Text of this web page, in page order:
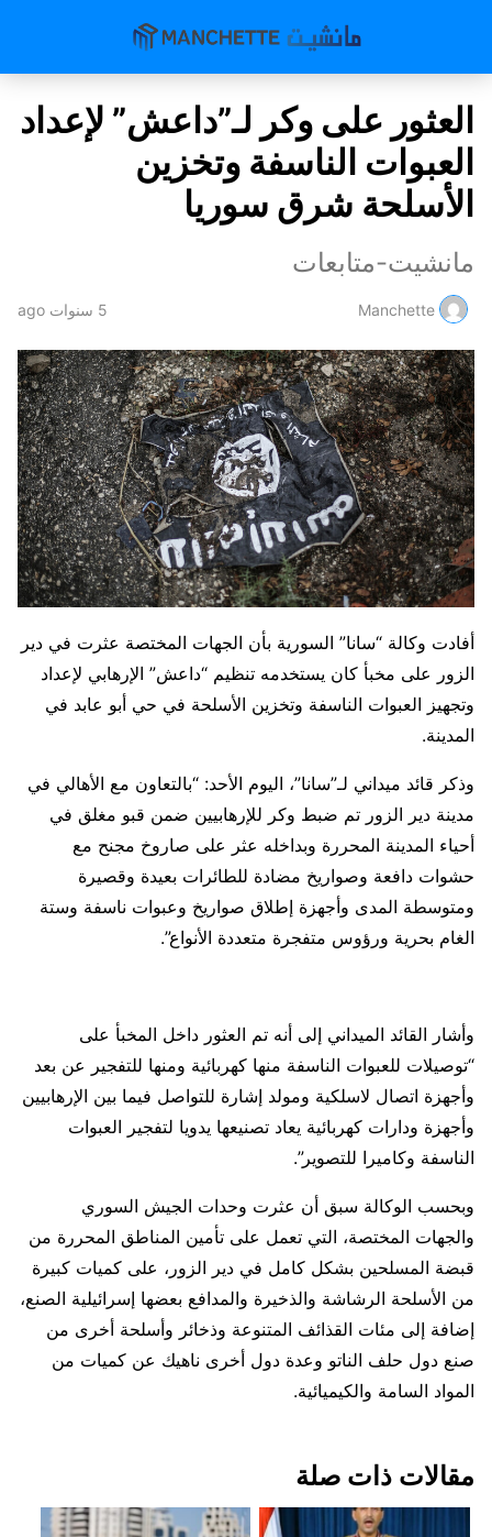
العثور على وكر لـ”داعش” لإعداد
العبوات الناسفة وتخزين
الأسلحة شرق سوريا
مانشيت-متابعات
Manchette 5 سنوات ago
أفادت وكالة “سانا” السورية بأن الجهات المختصة عثرت في دير
الزور على مخبأ كان يستخدمه تنظيم “داعش” الإرهابي لإعداد
وتجهيز العبوات الناسفة وتخزين الأسلحة في حي أبو عابد في
المدينة.
وذكر قائد ميداني لـ”سانا”، اليوم الأحد: “بالتعاون مع الأهالي في
مدينة دير الزور تم ضبط وكر للإرهابيين ضمن قبو مغلق في
أحياء المدينة المحررة وبداخله عثر على صاروخ مجنح مع
حشوات دافعة وصواريخ مضادة للطائرات بعيدة وقصيرة
ومتوسطة المدى وأجهزة إطلاق صواريخ وعبوات ناسفة وستة
الغام بحرية ورؤوس متفجرة متعددة الأنواع”.
وأشار القائد الميداني إلى أنه تم العثور داخل المخبأ على
“توصيلات للعبوات الناسفة منها كهربائية ومنها للتفجير عن بعد
وأجهزة اتصال لاسلكية ومولد إشارة للتواصل فيما بين الإرهابيين
وأجهزة ودارات كهربائية يعاد تصنيعها يدويا لتفجير العبوات
الناسفة وكاميرا للتصوير”.
وبحسب الوكالة سبق أن عثرت وحدات الجيش السوري
والجهات المختصة، التي تعمل على تأمين المناطق المحررة من
قبضة المسلحين بشكل كامل في دير الزور، على كميات كبيرة
من الأسلحة الرشاشة والذخيرة والمدافع بعضها إسرائيلية الصنع،
إضافة إلى مئات القذائف المتنوعة وذخائر وأسلحة أخرى من
صنع دول حلف الناتو وعدة دول أخرى ناهيك عن كميات من
المواد السامة والكيميائية.
مقالات ذات صلة